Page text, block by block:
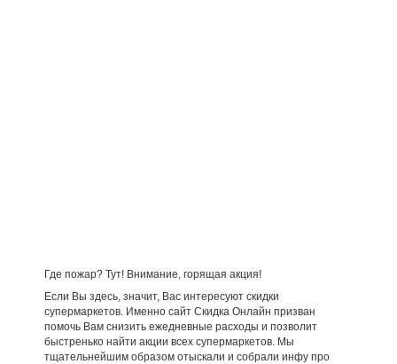
Где пожар? Тут! Внимание, горящая акция!
Если Вы здесь, значит, Вас интересуют скидки
супермаркетов. Именно сайт Скидка Онлайн призван
помочь Вам снизить ежедневные расходы и позволит
быстренько найти акции всех супермаркетов. Мы
тщательнейшим образом отыскали и собрали инфу про